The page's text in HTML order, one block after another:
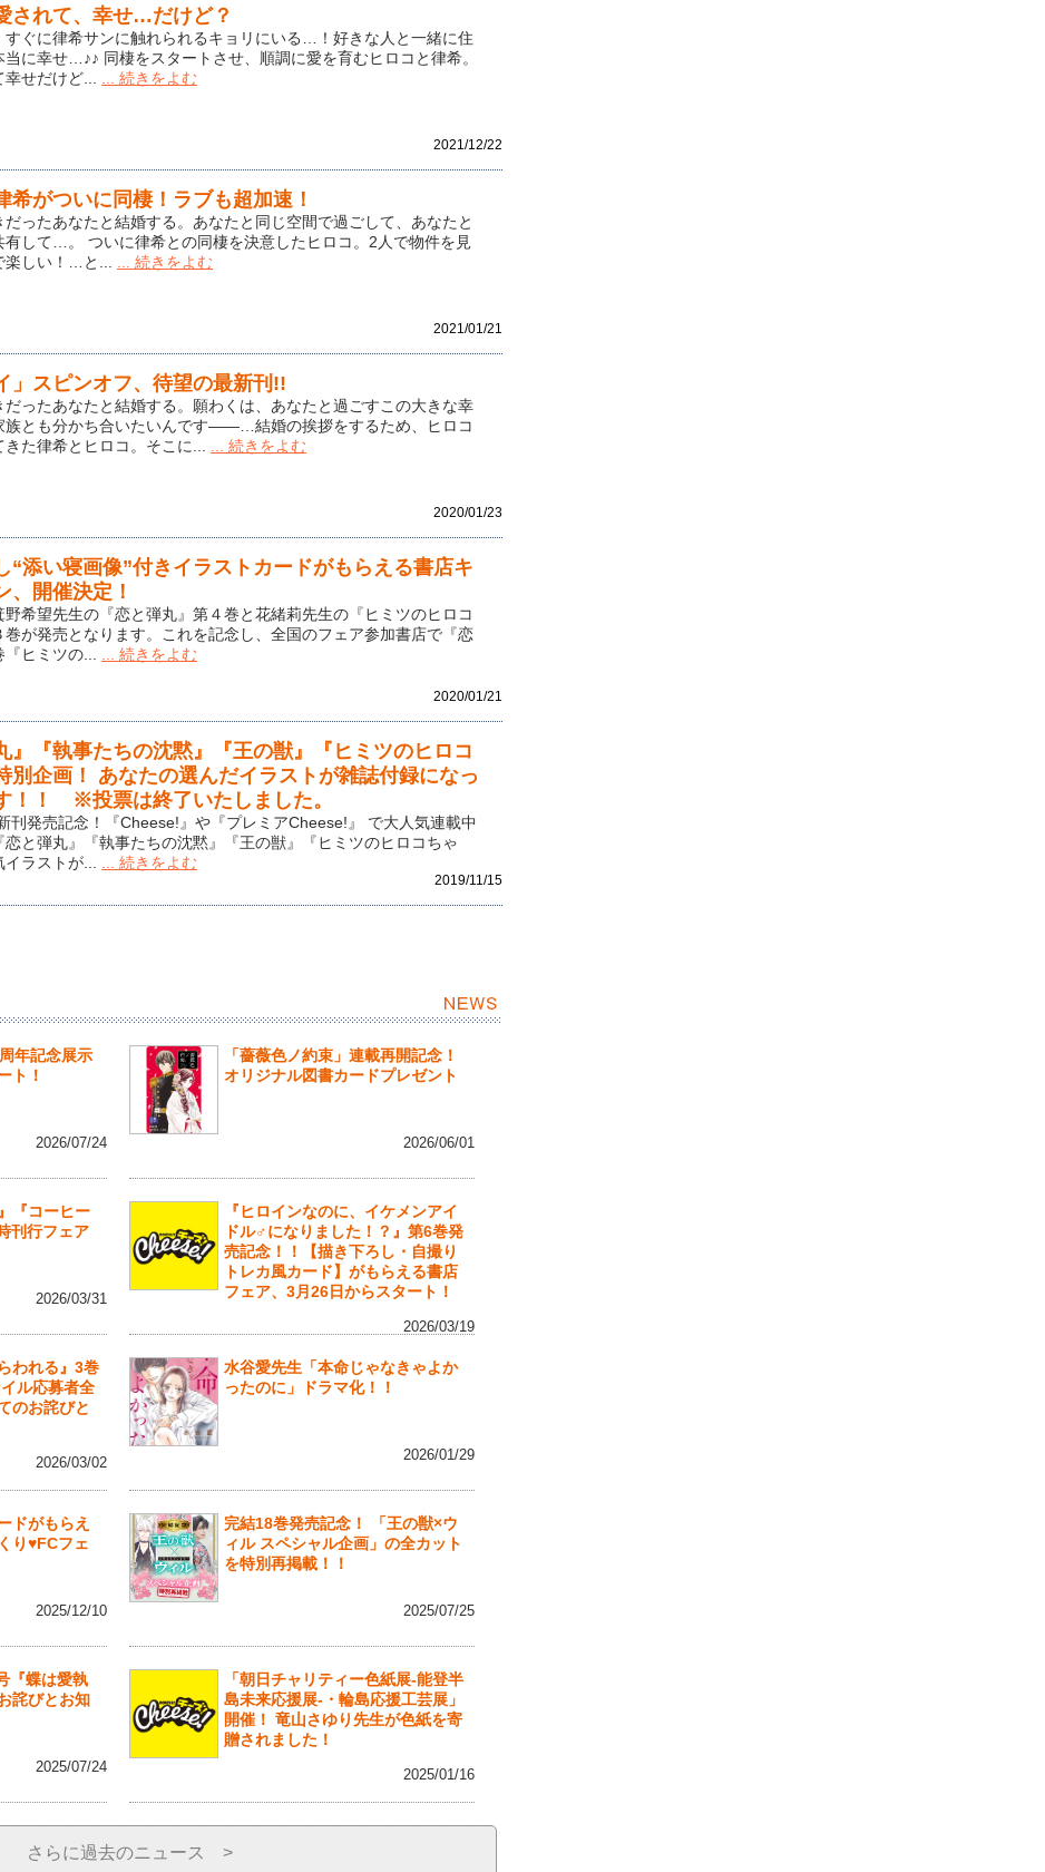
されて、幸せ…だけど？
すぐに律希サンに触れられるキョリにいる…！好きな人と一緒に住
当に幸せ…♪♪ 同棲をスタートさせ、順調に愛を育むヒロコと律希。
せだけど...
... 続きをよむ
2021/12/22
希がついに同棲！ラブも超加速！
だったあなたと結婚する。あなたと同じ空間で過ごして、あなたと
有して…。 ついに律希との同棲を決意したヒロコ。2人で物件を見
楽しい！…と...
... 続きをよむ
2021/01/21
」スピンオフ、待望の最新刊!!
だったあなたと結婚する。願わくは、あなたと過ごすこの大きな幸
族とも分かち合いたいんです――…結婚の挨拶をするため、ヒロコ
た律希とヒロコ。そこに...
... 続きをよむ
2020/01/23
“添い寝画像”付きイラストカードがもらえる書店キ
、開催決定！
野希望先生の『恋と弾丸』第４巻と花緒莉先生の『ヒミツのヒロコ
巻が発売となります。これを記念し、全国のフェア参加書店で『恋
ヒミツの...
... 続きをよむ
2020/01/21
』『執事たちの沈黙』『王の獣』『ヒミツのヒロコ
別企画！ あなたの選んだイラストが雑誌付録になっ
！！ ※投票は終了いたしました。
刊発売記念！『Cheese!』や『プレミアCheese!』 で大人気連載中
恋と弾丸』『執事たちの沈黙』『王の獣』『ヒミツのヒロコちゃ
ラストが...
... 続きをよむ
2019/11/15
年記念展示
ト！
2026/07/24
「薔薇色ノ約束」連載再開記念！
オリジナル図書カードプレゼント
2026/06/01
『コーヒー
刊行フェア
2026/03/31
『ヒロインなのに、イケメンアイ
ドル♂になりました！？』第6巻発
売記念！！【描き下ろし・自撮り
トレカ風カード】がもらえる書店
フェア、3月26日からスタート！
2026/03/19
われる』3巻
ル応募者全
のお詫びと
2026/03/02
水谷愛先生「本命じゃなきゃよか
ったのに」ドラマ化！！
2026/01/29
ドがもらえ
り♥FCフェ
2025/12/10
完結18巻発売記念！ 「王の獣×ウ
ィル スペシャル企画」の全カット
を特別再掲載！！
2025/07/25
『蝶は愛執
詫びとお知
2025/07/24
「朝日チャリティー色紙展-能登半
島未来応援展-・輪島応援工芸展」
開催！ 竜山さゆり先生が色紙を寄
贈されました！
2025/01/16
さらに過去のニュース >